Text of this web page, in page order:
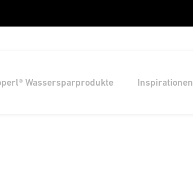
Wassersparprodukte Inspirationen